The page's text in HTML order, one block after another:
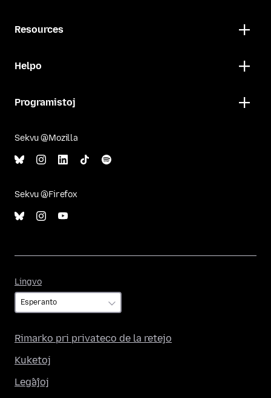
Resources
Helpo
Programistoj
Sekvu @Mozilla
Sekvu @Firefox
Lingvo
Rimarko pri privateco de la retejo
Kuketoj
Leĝaĵoj